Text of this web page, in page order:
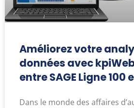
Améliorez votre
données avec
entre SAGE Ligne 100
Dans le monde des affaires